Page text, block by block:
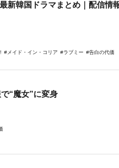
新韓国ドラマまとめ｜配信情
メイド・イン・コリア ラブミー
告白の代価
“魔女”に変身